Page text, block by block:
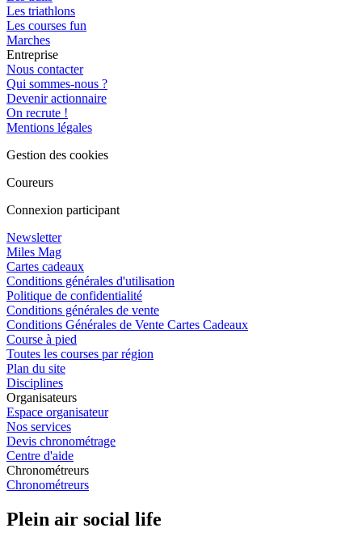
Les triathlons
Les courses fun
Marches
Entreprise
Nous contacter
Qui sommes-nous ?
Devenir actionnaire
On recrute !
Mentions légales
Gestion des cookies
Coureurs
Connexion participant
Newsletter
Miles Mag
Cartes cadeaux
Conditions générales d'utilisation
Politique de confidentialité
Conditions générales de vente
Conditions Générales de Vente Cartes Cadeaux
Course à pied
Toutes les courses par région
Plan du site
Disciplines
Organisateurs
Espace organisateur
Nos services
Devis chronométrage
Centre d'aide
Chronométreurs
Chronométreurs
Plein air social life